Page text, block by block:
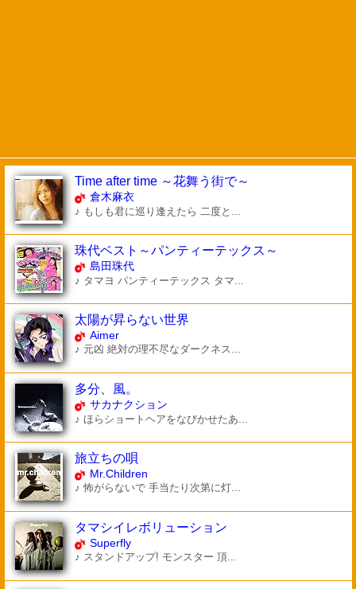
Time after time ～花舞う街で～
倉木麻衣
♪ もしも君に巡り逢えたら 二度と...
珠代ベスト～パンティーテックス～
島田珠代
♪ タマヨ パンティーテックス タマ...
太陽が昇らない世界
Aimer
♪ 元凶 絶対の理不尽なダークネス...
多分、風。
サカナクション
♪ ほらショートヘアをなびかせたあ...
旅立ちの唄
Mr.Children
♪ 怖がらないで 手当たり次第に灯...
タマシイレボリューション
Superfly
♪ スタンドアップ! モンスター 頂...